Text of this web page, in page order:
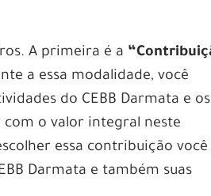
A primeira é a
a essa modalidade, você
do CEBB Darmata e os
o valor integral neste
essa contribuição você
Darmata e também suas